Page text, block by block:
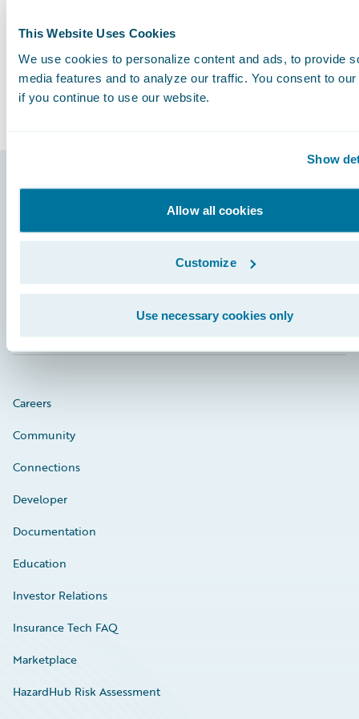
This Website Uses Cookies
We use cookies to personalize content and ads, to provide
media features and to analyze our traffic. You consent to
if you continue to use our website.
Show
Allow all cookies
Customize
Use necessary cookies only
Footer
Engage, Innovate, Grow Efficiently
Careers
Community
Connections
Developer
Documentation
Education
Investor Relations
Insurance Tech FAQ
Marketplace
HazardHub Risk Assessment